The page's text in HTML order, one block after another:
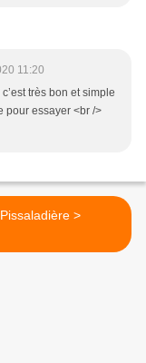
11:20
très bon et simple
pour essayer <br />
Pissaladière >